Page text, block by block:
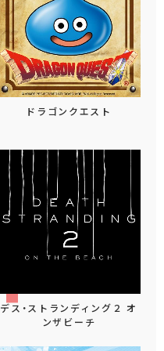
ドラゴンクエスト
デス・ストランディング２ オ
ンザビーチ